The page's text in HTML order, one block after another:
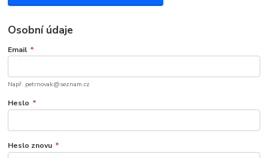
Osobní údaje
Email *
Např. petrnovak@seznam.cz
Heslo *
Heslo znovu *